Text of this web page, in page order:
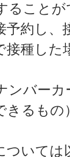
ること
予約し、
接種した
ンバーカ
きるも
ついて